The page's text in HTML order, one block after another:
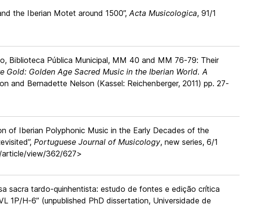
the Iberian Motet around 1500”,Acta Musicologica, 91/1
Biblioteca Pública Municipal, MM 40 and MM 76-79: Their
Gold: Golden Age Sacred Music in the Iberian World. A
and Bernadette Nelson (Kassel: Reichenberger, 2011) pp. 27-
of Iberian Polyphonic Music in the Early Decades of the
Portuguese Journal of Musicology, new series, 6/1
view/362/627>
sacra tardo-quinhentista: estudo de fontes e edição crítica
1P/H-6” (unpublished PhD dissertation, Universidade de